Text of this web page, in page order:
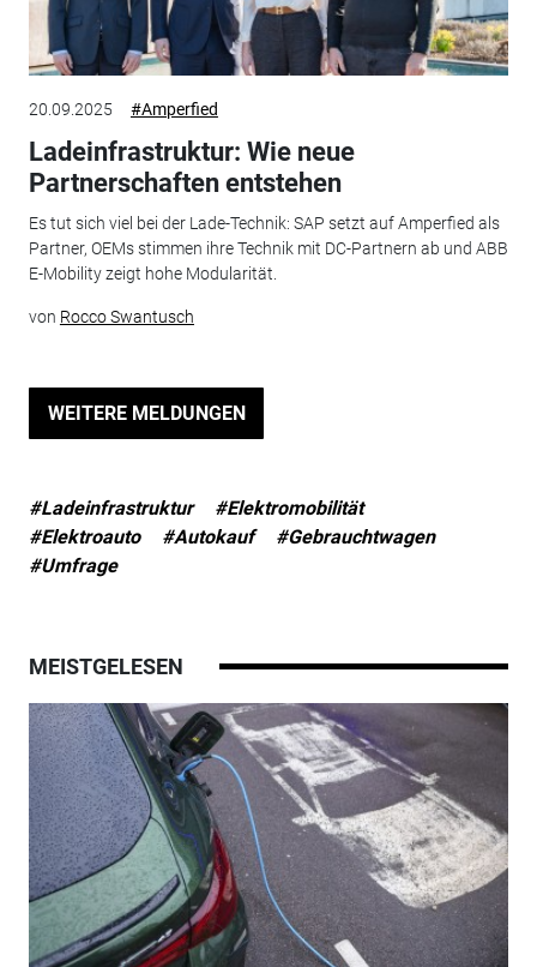
20.09.2025 #Amperfied
Ladeinfrastruktur: Wie neue
Partnerschaften entstehen
Es tut sich viel bei der Lade-Technik: SAP setzt auf Amperfied als
Partner, OEMs stimmen ihre Technik mit DC-Partnern ab und ABB
E-Mobility zeigt hohe Modularität.
von Rocco Swantusch
WEITERE MELDUNGEN
#Ladeinfrastruktur
#Elektromobilität
#Elektroauto
#Autokauf
#Gebrauchtwagen
#Umfrage
MEISTGELESEN